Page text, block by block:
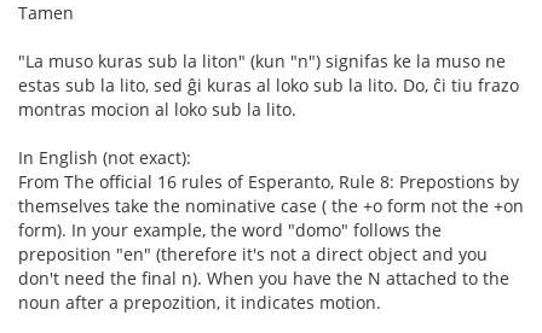
Tamen
"La muso kuras sub la liton" (kun "n") signifas ke la muso ne
estas sub la lito, sed ĝi kuras al loko sub la lito. Do, ĉi tiu frazo
montras mocion al loko sub la lito.
In English (not exact):
From The official 16 rules of Esperanto, Rule 8: Prepostions by
themselves take the nominative case ( the +o form not the +on
form). In your example, the word "domo" follows the
preposition "en" (therefore it's not a direct object and you
don't need the final n). When you have the N attached to the
noun after a prepozition, it indicates motion.